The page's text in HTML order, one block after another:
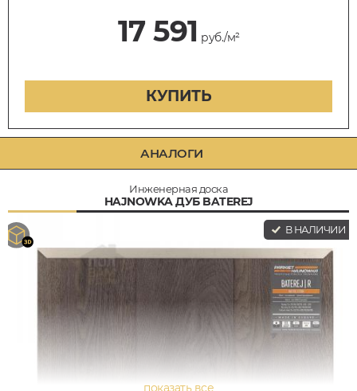
17 591 руб./м²
КУПИТЬ
АНАЛОГИ
Инженерная доска
HAJNOWKA ДУБ BATEREJ
В НАЛИЧИИ